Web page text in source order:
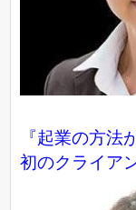
『起業の方法
初のクライア